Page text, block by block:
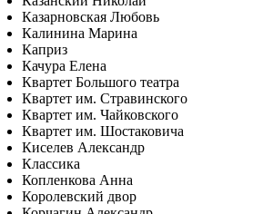
Казарновская Любовь
Калинина Марина
Каприз
Качура Елена
Квартет Большого театра
Квартет им. Стравинского
Квартет им. Чайковского
Квартет им. Шостаковича
Киселев Александр
Классика
Копленкова Анна
Королевский двор